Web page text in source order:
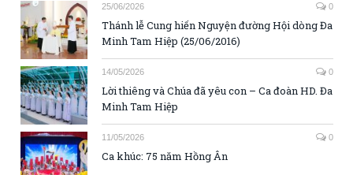
25/06/2026 0
Thánh lễ Cung hiến Nguyện đường Hội dòng Đa
Minh Tam Hiệp (25/06/2016)
14/05/2026 0
Lời thiêng và Chúa đã yêu con – Ca đoàn HD. Đa
Minh Tam Hiệp
11/05/2026 0
Ca khúc: 75 năm Hồng Ân